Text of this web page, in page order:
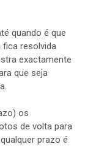
quando é que
fica resolvida
exactamente
que seja
os
de volta para
prazo é